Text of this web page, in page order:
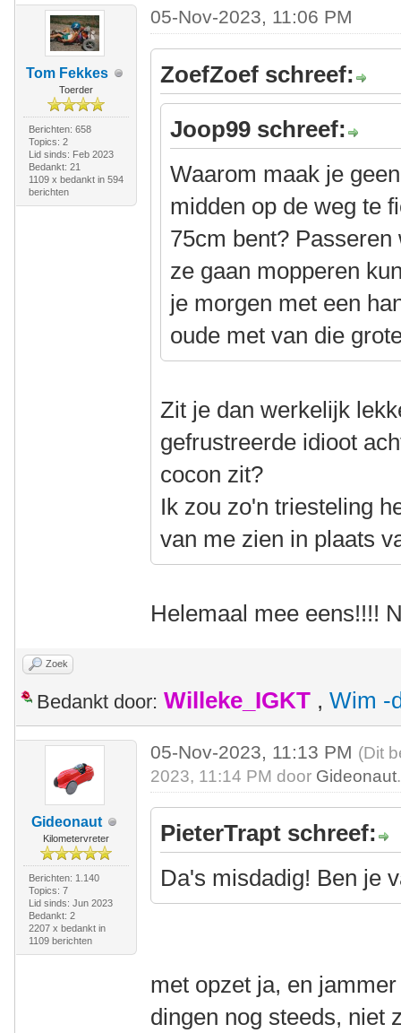
Tom Fekkes
Toerder
Berichten: 658
Topics: 2
Lid sinds: Feb 2023
Bedankt: 21
1109 x bedankt in 594
berichten
05-Nov-2023, 11:06 PM
ZoefZoef schreef:
Joop99 schreef:
Waarom maak je
midden op de weg te
75cm bent?
ze gaan mopperen
je morgen met een
oude met van die
Zit je dan werkelijk
gefrustreerde idioot
cocon zit?
Ik zou zo'n triesteling
van me zien in plaats
Helemaal mee eens!!!!
Zoek
Bedankt door: Willeke_IGKT , Wim -
Gideonaut
Kilometervreter
Berichten: 1.140
Topics: 7
Lid sinds: Jun 2023
Bedankt: 2
2207 x bedankt in
1109 berichten
05-Nov-2023, 11:13 PM (Dit
2023, 11:14 PM door Gideonaut
PieterTrapt schreef:
Da's misdadig! Ben je
met opzet ja, en
dingen nog steeds, niet